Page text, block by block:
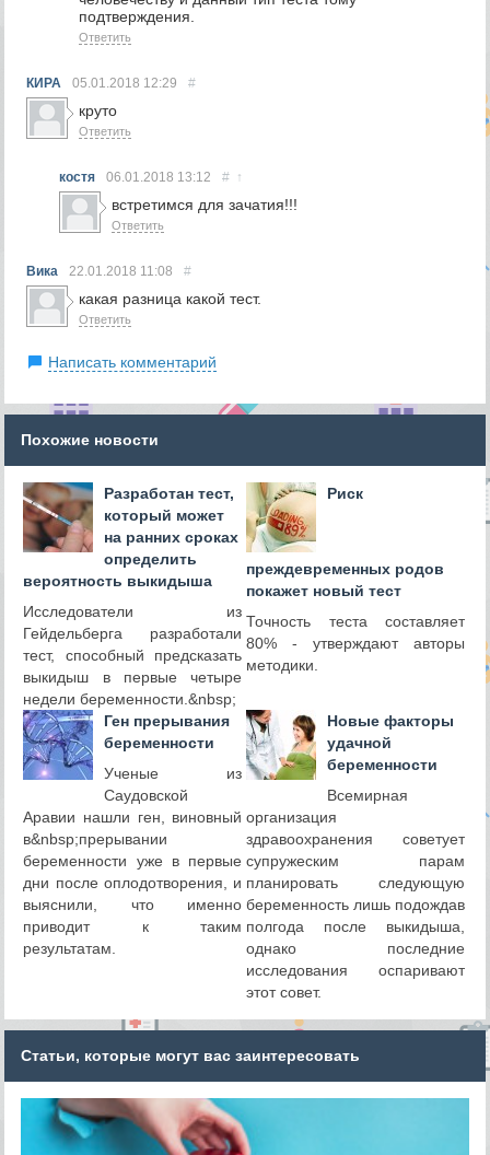
подтверждения.
Ответить
КИРА 05.01.2018 12:29 #
круто
Ответить
костя 06.01.2018 13:12 # ↑
встретимся для зачатия!!!
Ответить
Вика 22.01.2018 11:08 #
какая разница какой тест.
Ответить
Написать комментарий
Похожие новости
Разработан тест,
который может
на ранних сроках
определить
вероятность выкидыша
Исследователи из
Гейдельберга разработали
тест, способный предсказать
выкидыш в первые четыре
недели беременности.&nbsp;
Риск
преждевременных родов
покажет новый тест
Точность теста составляет
80% - утверждают авторы
методики.
Ген прерывания
беременности
Ученые из
Саудовской
Аравии нашли ген, виновный
в&nbsp;прерывании
беременности уже в первые
дни после оплодотворения, и
выяснили, что именно
приводит к таким
результатам.
Новые факторы
удачной
беременности
Всемирная
организация
здравоохранения советует
супружеским парам
планировать следующую
беременность лишь подождав
полгода после выкидыша,
однако последние
исследования оспаривают
этот совет.
Статьи, которые могут вас заинтересовать